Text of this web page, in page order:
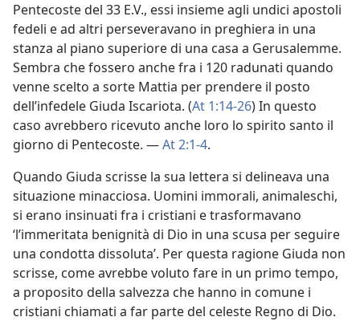
Pentecoste del 33 E.V., essi insieme agli undici apostoli
fedeli e ad altri perseveravano in preghiera in una
stanza al piano superiore di una casa a Gerusalemme.
Sembra che fossero anche fra i 120 radunati quando
venne scelto a sorte Mattia per prendere il posto
dell’infedele Giuda Iscariota. (At 1:14-26) In questo
caso avrebbero ricevuto anche loro lo spirito santo il
giorno di Pentecoste. —At 2:1-4.
Quando Giuda scrisse la sua lettera si delineava una
situazione minacciosa. Uomini immorali, animaleschi,
si erano insinuati fra i cristiani e trasformavano
‘l’immeritata benignità di Dio in una scusa per seguire
una condotta dissoluta’. Per questa ragione Giuda non
scrisse, come avrebbe voluto fare in un primo tempo,
a proposito della salvezza che hanno in comune i
cristiani chiamati a far parte del celeste Regno di Dio.